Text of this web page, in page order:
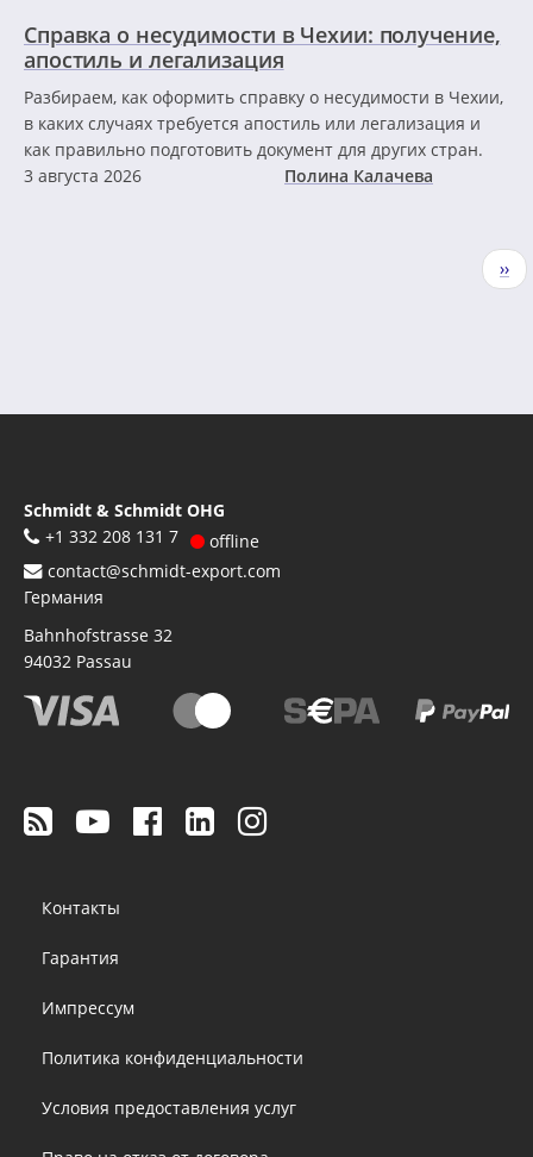
Справка о несудимости в Чехии: получение,
апостиль и легализация
Разбираем, как оформить справку о несудимости в Чехии,
в каких случаях требуется апостиль или легализация и
как правильно подготовить документ для других стран.
3 августа 2026
Полина Калачева
››
Schmidt & Schmidt OHG
+1 332 208 131 7
offline
contact@schmidt-export.com
Германия
Bahnhofstrasse 32
94032 Passau
menu
Контакты
Гарантия
Импрессум
Политика конфиденциальности
Условия предоставления услуг